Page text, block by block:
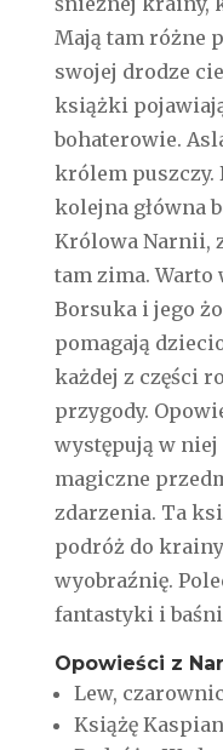
Mają tam różne
swojej drodze
książki
bohaterowie.
królem puszczy.
kolejna główna
Królowa Narnii,
tam zima. Warto
Borsuka i jego
pomagają
każdej z części
przygody.
występują w niej
magiczne
zdarzenia. Ta
podróż do
wyobraźnię.
fantastyki i baśni
Opowieści z
Lew,
Książę Kaspian